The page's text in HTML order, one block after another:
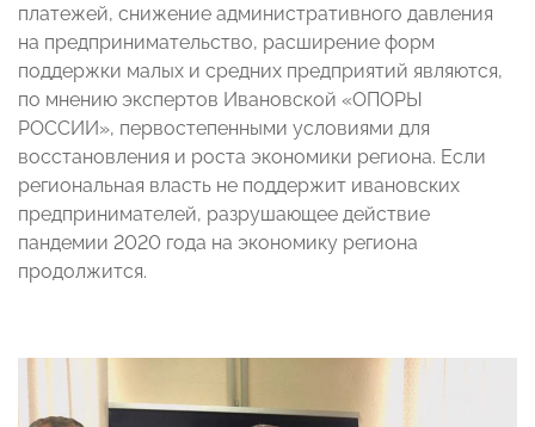
платежей, снижение административного давления
на предпринимательство, расширение форм
поддержки малых и средних предприятий являются,
по мнению экспертов Ивановской «ОПОРЫ
РОССИИ», первостепенными условиями для
восстановления и роста экономики региона. Если
региональная власть не поддержит ивановских
предпринимателей, разрушающее действие
пандемии 2020 года на экономику региона
продолжится.